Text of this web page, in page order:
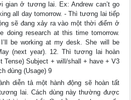
gian ở tương lai. Ex: Andrew can’t go
all day tomorrow. - Thì tương lai tiếp
sẽ đang xảy ra vào một thời điểm ở
doing research at this time tomorrow.
be working at my desk. She will be
(next year). 12. Thì tương lai hoàn
Tense) Subject + will/shall + have + V3
dùng (Usage) 9
diễn tả một hành động sẽ hoàn tất
lai. Cách dùng này thường được